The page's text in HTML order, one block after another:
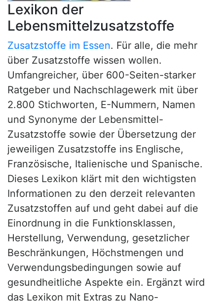
Lexikon der
Lebensmittelzusatzstoffe
Zusatzstoffe im Essen. Für alle, die mehr
über Zusatzstoffe wissen wollen.
Umfangreicher, über 600-Seiten-starker
Ratgeber und Nachschlagewerk mit über
2.800 Stichworten, E-Nummern, Namen
und Synonyme der Lebensmittel-
Zusatzstoffe sowie der Übersetzung der
jeweiligen Zusatzstoffe ins Englische,
Französische, Italienische und Spanische.
Dieses Lexikon klärt mit den wichtigsten
Informationen zu den derzeit relevanten
Zusatzstoffen auf und geht dabei auf die
Einordnung in die Funktionsklassen,
Herstellung, Verwendung, gesetzlicher
Beschränkungen, Höchstmengen und
Verwendungsbedingungen sowie auf
gesundheitliche Aspekte ein. Ergänzt wird
das Lexikon mit Extras zu Nano-